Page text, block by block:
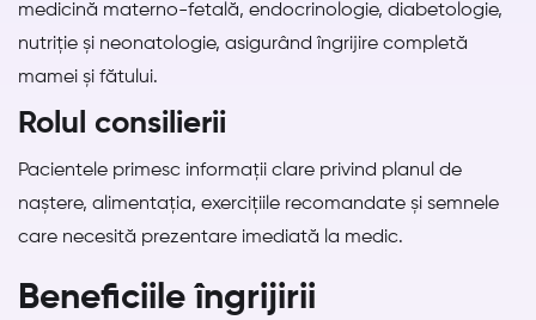
medicină materno-fetală, endocrinologie, diabetologie,
nutriție și neonatologie, asigurând îngrijire completă
mamei și fătului.
Rolul consilierii
Pacientele primesc informații clare privind planul de
naștere, alimentația, exercițiile recomandate și semnele
care necesită prezentare imediată la medic.
Beneficiile îngrijirii